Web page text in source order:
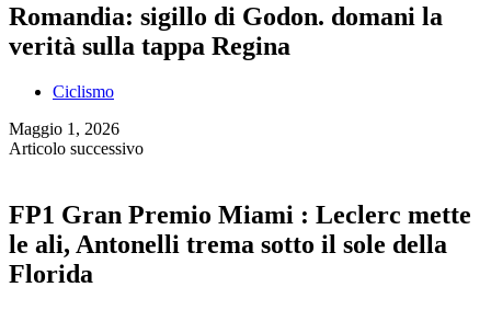
Romandia: sigillo di Godon. domani la
verità sulla tappa Regina
Ciclismo
Maggio 1, 2026
Articolo successivo
FP1 Gran Premio Miami : Leclerc mette
le ali, Antonelli trema sotto il sole della
Florida